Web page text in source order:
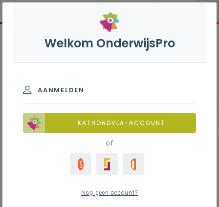
Onderwijsaanpak
Welkom OnderwijsPro
AANMELDEN
KATHONDVLA-ACCOUNT
of
Nog geen account?